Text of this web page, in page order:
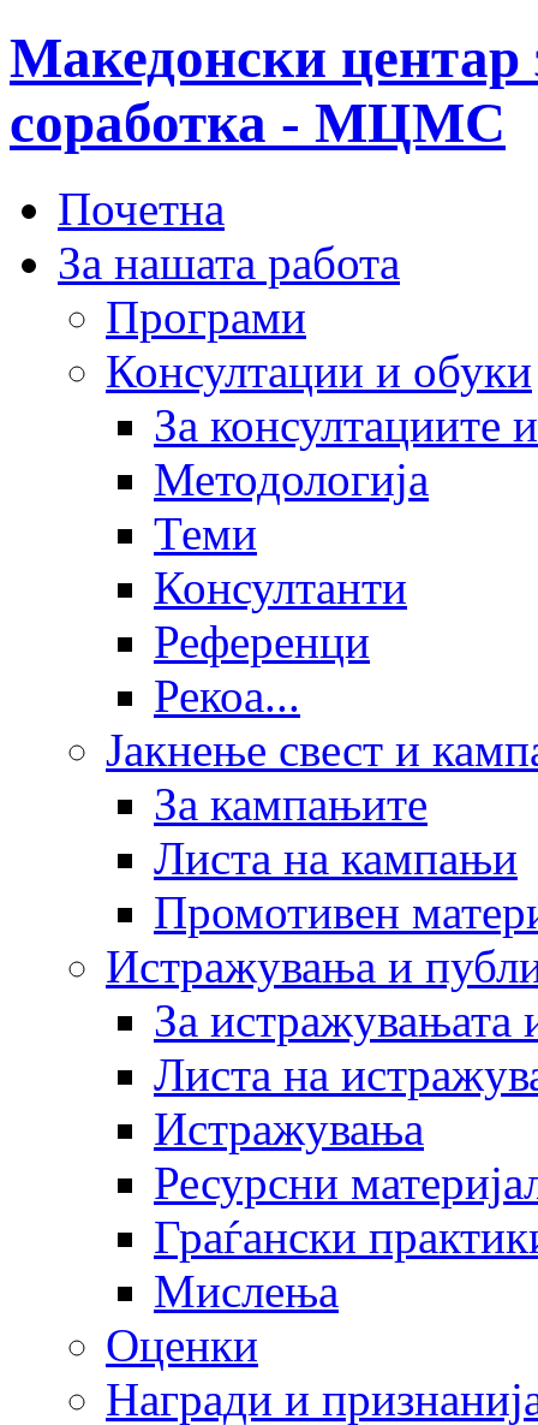
Македонски центар
соработка - МЦМС
Почетна
За нашата работа
Програми
Консултации и обуки
За консултациите
Методологија
Теми
Консултанти
Референци
Рекоа...
Јакнење свест и
За кампањите
Листа на кампањи
Промотивен
Истражувања и
За истражувањата
Листа на
Истражувања
Ресурсни
Граѓански
Мислења
Оценки
Награди и